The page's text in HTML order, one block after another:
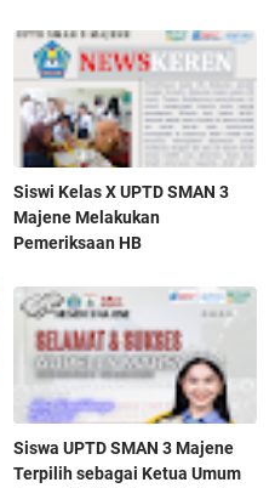
Siswi Kelas X UPTD SMAN 3
Majene Melakukan
Pemeriksaan HB
Siswa UPTD SMAN 3 Majene
Terpilih sebagai Ketua Umum